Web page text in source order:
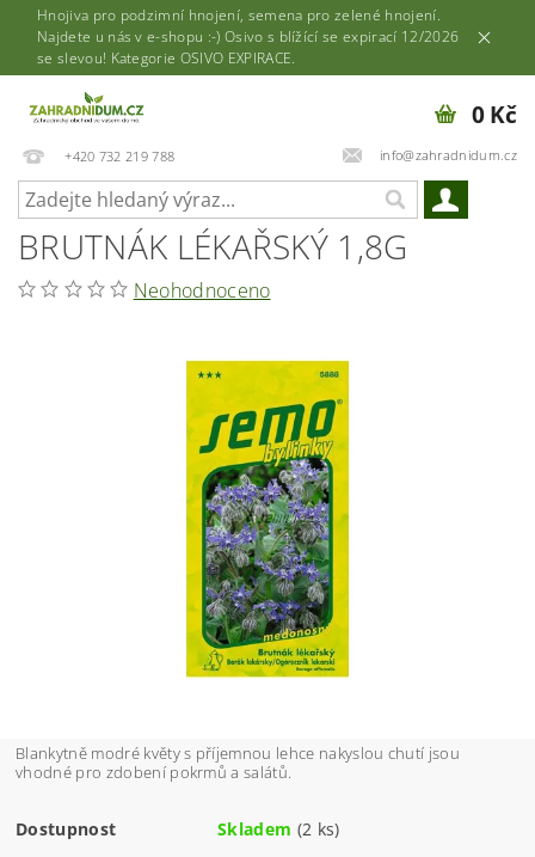
Hnojiva pro podzimní hnojení, semena pro zelené hnojení.
Najdete u nás v e-shopu :-) Osivo s blížící se expirací 12/2026
se slevou! Kategorie OSIVO EXPIRACE.
+420 732 219 788 info@zahradnidum.cz
0 Kč
BRUTNÁK LÉKAŘSKÝ 1,8G
Neohodnoceno
Blankytně modré květy s příjemnou lehce nakyslou chutí jsou
vhodné pro zdobení pokrmů a salátů.
Dostupnost Skladem (2 ks)